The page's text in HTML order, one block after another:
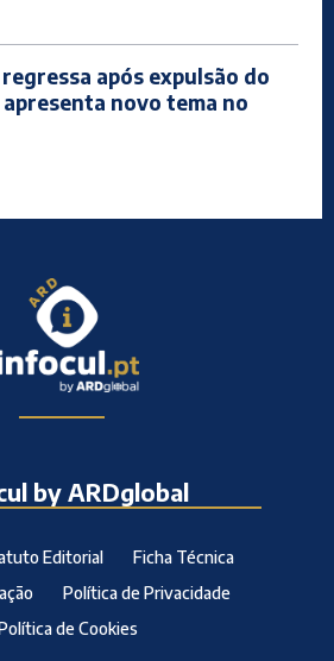
após expulsão do
apresenta novo tema no
by ARDglobal
Editorial
Ficha Técnica
Política de Privacidade
de Cookies